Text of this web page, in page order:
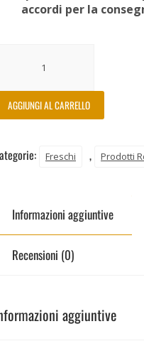
accordi per la
AGGIUNGI AL CARRELLO
Freschi , Prodotti
Informazioni aggiuntive
Recensioni (0)
aggiuntive